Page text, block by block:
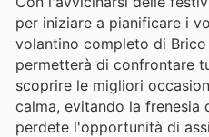
per iniziare a pianificare i
volantino completo di
permetterà di confrontare
scoprire le migliori
calma, evitando la frenesia
perdete l'opportunità di